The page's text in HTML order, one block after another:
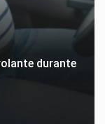
durante